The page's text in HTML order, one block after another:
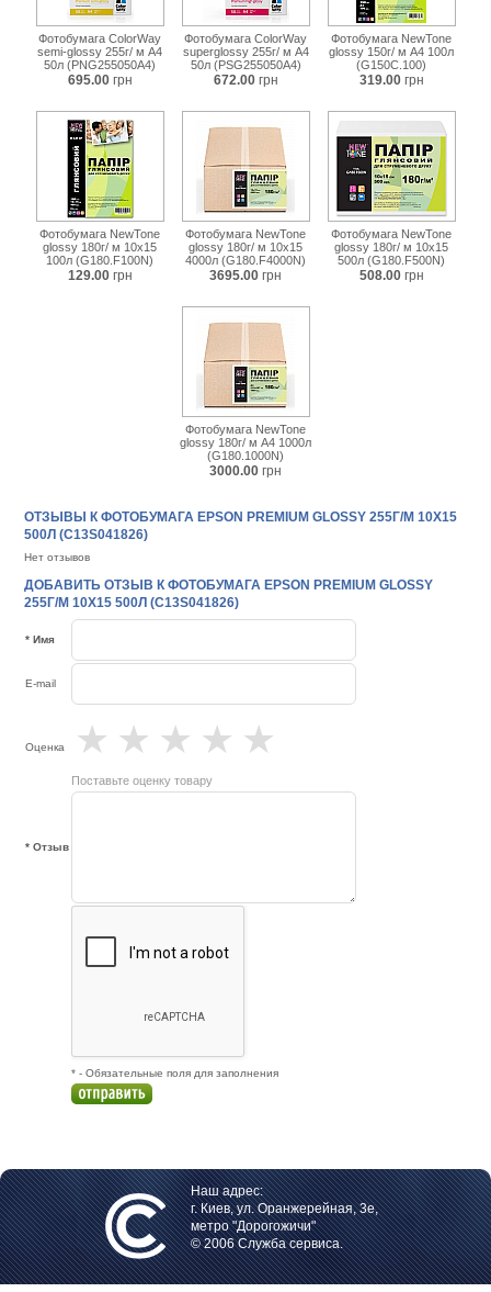
Фотобумага ColorWay
semi-glossy 255г/ м A4
50л (PNG255050A4)
695.00 грн
Фотобумага ColorWay
superglossy 255г/ м A4
50л (PSG255050A4)
672.00 грн
Фотобумага NewTone
glossy 150г/ м А4 100л
(G150C.100)
319.00 грн
Фотобумага NewTone
glossy 180г/ м 10х15
100л (G180.F100N)
129.00 грн
Фотобумага NewTone
glossy 180г/ м 10х15
4000л (G180.F4000N)
3695.00 грн
Фотобумага NewTone
glossy 180г/ м 10х15
500л (G180.F500N)
508.00 грн
Фотобумага NewTone
glossy 180г/ м А4 1000л
(G180.1000N)
3000.00 грн
ОТЗЫВЫ К ФОТОБУМАГА EPSON PREMIUM GLOSSY 255Г/М 10X15
500Л (C13S041826)
Нет отзывов
ДОБАВИТЬ ОТЗЫВ К ФОТОБУМАГА EPSON PREMIUM GLOSSY
255Г/М 10X15 500Л (C13S041826)
* Имя
E-mail
Оценка ★
★
★
★
★
Поставьте оценку товару
* Отзыв
* - Обязательные поля для заполнения
Наш адрес:
г. Киев, ул. Оранжерейная, 3е,
метро "Дорогожичи"
© 2006 Служба сервиса.